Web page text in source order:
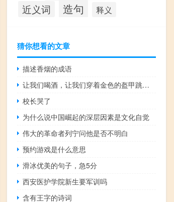
近义词 造句 释义
猜你想看的文章
描述香烟的成语
让我们喝酒，让我们穿着金色的盔甲跳舞！让我们用我们的鼓声在河流和山丘上打雷吧！
校长哭了
为什么说中国崛起的深层因素是文化自觉
伟大的革命者列宁问他是否不明白
预约游戏是什么意思
滑冰优美的句子，急5分
西安医护学院新生要军训吗
含有王字的诗词